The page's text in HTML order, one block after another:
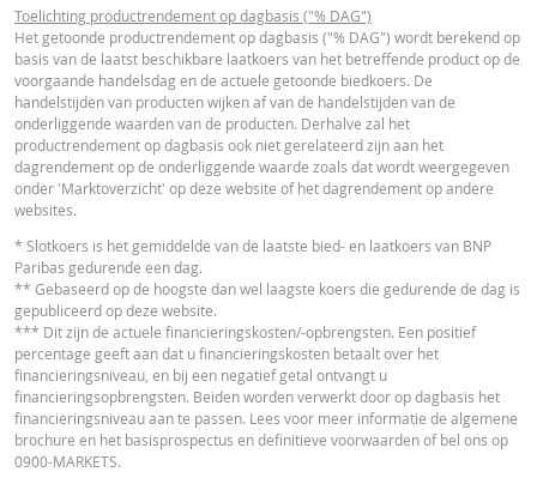
4 aug.
2026 18:35
Einde
dag
1,37 40,58
4 aug.
2026 17:51
Einde
dag
1,37 40,58
3 aug.
2026 18:35
Einde
dag
1,32 40,911
2026 18:37
dag
1,38 40,545
31 jul.
2026 17:51
Einde
dag
1,38 40,545
30 jul.
2026 18:35
Einde
dag
1,32
30 jul.
2026 17:51
Einde
dag
1,32 40,875
Essentiële
Beleggersinformatiedocument (NL)
PDF
OVERIGE WETTELIJKE DOCUMENTEN
Notices
Notices
FINANCIEEL OVERZICHT
Toelichting productrendement op dagbasis ("% DAG")
Het getoonde productrendement op dagbasis ("% DAG") wordt berekend op
basis van de laatst beschikbare laatkoers van het betreffende product op de
voorgaande handelsdag en de actuele getoonde biedkoers. De
handelstijden van producten wijken af van de handelstijden van de
onderliggende waarden van de producten. Derhalve zal het
productrendement op dagbasis ook niet gerelateerd zijn aan het
dagrendement op de onderliggende waarde zoals dat wordt weergegeven
onder 'Marktoverzicht' op deze website of het dagrendement op andere
websites.
* Slotkoers is het gemiddelde van de laatste bied- en laatkoers van BNP
Paribas gedurende een dag.
** Gebaseerd op de hoogste dan wel laagste koers die gedurende de dag is
gepubliceerd op deze website.
*** Dit zijn de actuele financieringskosten/-opbrengsten. Een positief
percentage geeft aan dat u financieringskosten betaalt over het
financieringsniveau, en bij een negatief getal ontvangt u
financieringsopbrengsten. Beiden worden verwerkt door op dagbasis het
financieringsniveau aan te passen. Lees voor meer informatie de algemene
brochure en het basisprospectus en definitieve voorwaarden of bel ons op
0900-MARKETS.